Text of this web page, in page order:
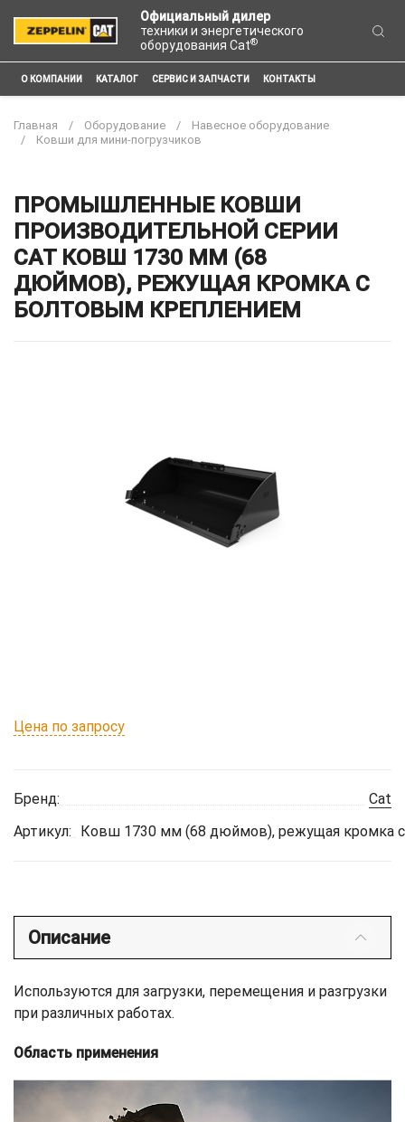
Официальный дилер
техники и энергетического
оборудования Cat®
О КОМПАНИИ КАТАЛОГ СЕРВИС И ЗАПЧАСТИ КОНТАКТЫ
Главная Оборудование
Навесное оборудование
Ковши для мини-погрузчиков
ПРОМЫШЛЕННЫЕ КОВШИ
ПРОИЗВОДИТЕЛЬНОЙ СЕРИИ
CAT КОВШ 1730 ММ (68
ДЮЙМОВ), РЕЖУЩАЯ КРОМКА С
БОЛТОВЫМ КРЕПЛЕНИЕМ
Цена по запросу
Бренд:
Cat
Артикул:
Ковш 1730 мм (68 дюймов), режущая кромка
Описание
Используются для загрузки, перемещения и разгрузки
при различных работах.
Область применения